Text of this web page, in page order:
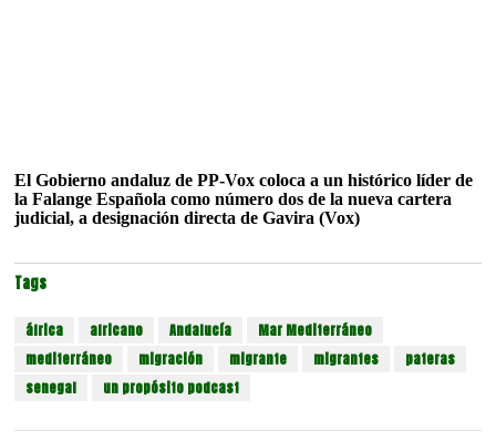
El Gobierno andaluz de PP-Vox coloca a un histórico líder de
la Falange Española como número dos de la nueva cartera
judicial, a designación directa de Gavira (Vox)
Tags
áfrica africano Andalucía
Mar Mediterráneo
mediterráneo
migración migrante migrantes
pateras
senegal
un propósito podcast